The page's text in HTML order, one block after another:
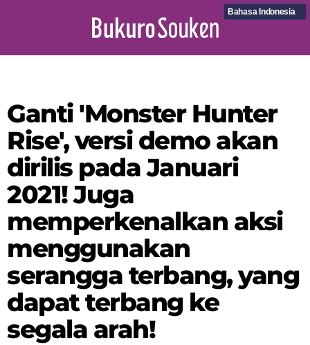
Bahasa Indonesia
Ganti 'Monster Hunter
Rise', versi demo akan
dirilis pada Januari
2021! Juga
memperkenalkan aksi
menggunakan
serangga terbang, yang
dapat terbang ke
segala arah!